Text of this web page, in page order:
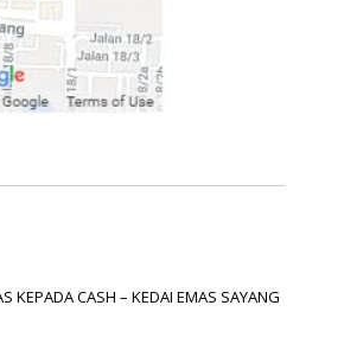
KEPADA CASH – KEDAI EMAS SAYANG